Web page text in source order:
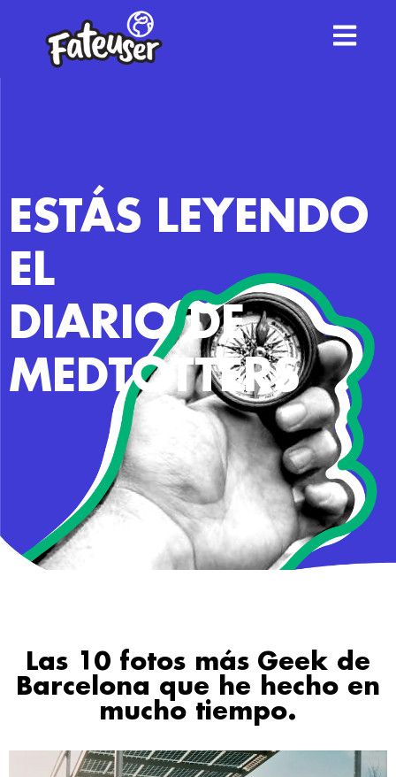
ESTÁS LEYENDO
EL
DIARIO DE
MEDTOTTERS
Las 10 fotos más Geek de
Barcelona que he hecho en
mucho tiempo.